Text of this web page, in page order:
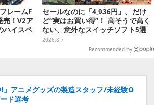
レームF
売！V2ア
ハイスペ
セールなのに「4,936円」、だけ
ど“実はお買い得”！ 高そうで高く
ない、意外なスイッチソフト5選
2026.8.7
Recommended by
!」アニメグッズの製造スタッフ/未経験O
ド選考